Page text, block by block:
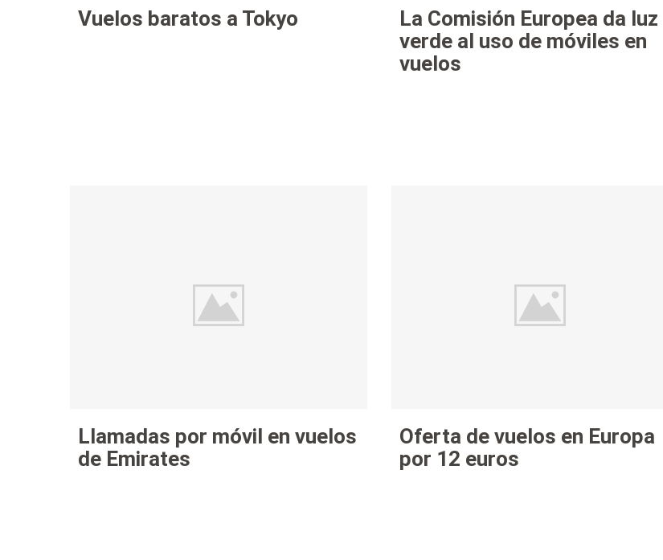
Vuelos baratos a Tokyo
La Comisión Europea da luz
verde al uso de móviles en
vuelos
Llamadas por móvil en vuelos
de Emirates
Oferta de vuelos en Europa
por 12 euros